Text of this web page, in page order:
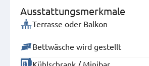
Ausstattungsmerkmale
Terrasse oder Balkon
Bettwäsche wird gestellt